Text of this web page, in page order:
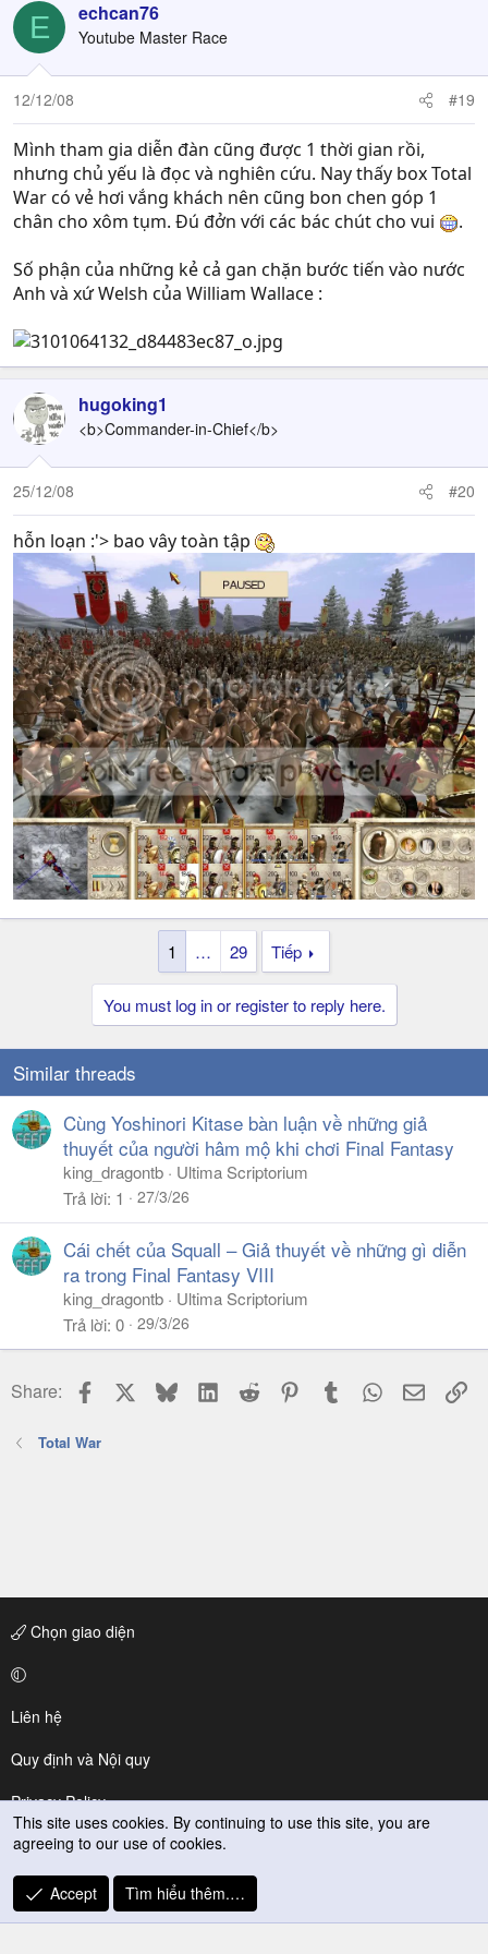
E echcan76
Youtube Master Race
12/12/08 #19
Mình tham gia diễn đàn cũng được 1 thời gian rồi,
nhưng chủ yếu là đọc và nghiên cứu. Nay thấy box Total
War có vẻ hơi vắng khách nên cũng bon chen góp 1
chân cho xôm tụm. Đú đởn với các bác chút cho vui
.
Số phận của những kẻ cả gan chặn bước tiến vào nước
Anh và xứ Welsh của William Wallace :
hugoking1
<b>Commander-in-Chief</b>
25/12/08 #20
hỗn loạn :'> bao vây toàn tập
1 … 29 Tiếp
You must log in or register to reply here.
Similar threads
Cùng Yoshinori Kitase bàn luận về những giả
thuyết của người hâm mộ khi chơi Final Fantasy
king_dragontb
Ultima Scriptorium
Trả lời 1 27/3/26
Cái chết của Squall – Giả thuyết về những gì diễn
ra trong Final Fantasy VIII
king_dragontb
Ultima Scriptorium
Trả lời 0 29/3/26
Share: Facebook BlueskyLinkedIn
Reddit PinterestTumblr WhatsApp
Email
Total War
Chọn giao diện
Liên hệ
Quy định và Nội quy
Privacy Policy
Trợ giúp
R
S
This site uses cookies. By continuing to use this site, you are
agreeing to our use of cookies.
Accept Tìm hiểu thêm.…